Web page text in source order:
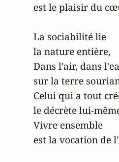
est le plaisir du
La sociabilité lie
la nature entière,
Dans l'air, dans
sur la terre
Celui qui a tout
le décrète lui-
Vivre ensemble
est la vocation de